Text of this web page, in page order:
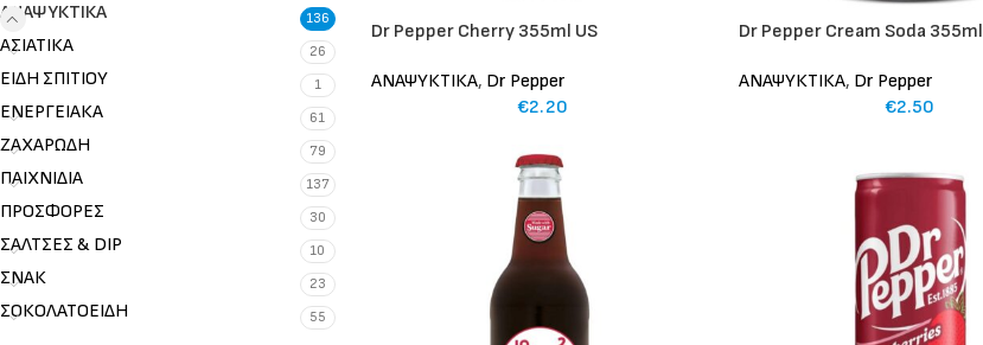
ΑΝΑΨΥΚΤΙΚΑ 136
ΑΣΙΑΤΙΚΑ 26
ΕΙΔΗ ΣΠΙΤΙΟΥ 1
ΕΝΕΡΓΕΙΑΚΑ 61
ΖΑΧΑΡΩΔΗ 79
ΠΑΙΧΝΙΔΙΑ 137
ΠΡΟΣΦΟΡΕΣ 30
ΣΑΛΤΣΕΣ & DIP 10
ΣΝΑΚ 23
ΣΟΚΟΛΑΤΟΕΙΔΗ 55
Dr Pepper Cherry 355ml US
ΑΝΑΨΥΚΤΙΚΑ, Dr Pepper
€2.20
Dr Pepper Cream Soda 355ml
ΑΝΑΨΥΚΤΙΚΑ, Dr Pepper
€2.50